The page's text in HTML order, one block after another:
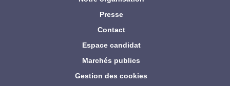
Presse
Contact
Espace candidat
Marchés publics
Gestion des cookies